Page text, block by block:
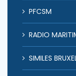
PFCSM
RADIO
SIMILES